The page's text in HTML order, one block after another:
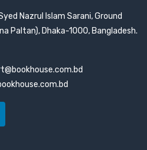
Nazrul Islam Sarani, Ground
Paltan), Dhaka-1000, Bangladesh.